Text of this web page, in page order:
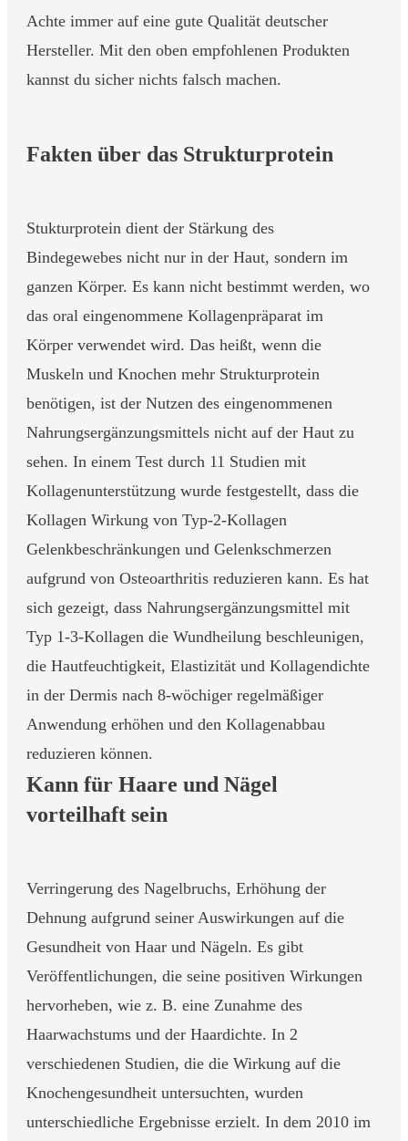
Achte immer auf eine gute Qualität deutscher
Hersteller. Mit den oben empfohlenen Produkten
kannst du sicher nichts falsch machen.
Fakten über das Strukturprotein
Stukturprotein dient der Stärkung des
Bindegewebes nicht nur in der Haut, sondern im
ganzen Körper. Es kann nicht bestimmt werden, wo
das oral eingenommene Kollagenpräparat im
Körper verwendet wird. Das heißt, wenn die
Muskeln und Knochen mehr Strukturprotein
benötigen, ist der Nutzen des eingenommenen
Nahrungsergänzungsmittels nicht auf der Haut zu
sehen. In einem Test durch 11 Studien mit
Kollagenunterstützung wurde festgestellt, dass die
Kollagen Wirkung von Typ-2-Kollagen
Gelenkbeschränkungen und Gelenkschmerzen
aufgrund von Osteoarthritis reduzieren kann. Es hat
sich gezeigt, dass Nahrungsergänzungsmittel mit
Typ 1-3-Kollagen die Wundheilung beschleunigen,
die Hautfeuchtigkeit, Elastizität und Kollagendichte
in der Dermis nach 8-wöchiger regelmäßiger
Anwendung erhöhen und den Kollagenabbau
reduzieren können.
Kann für Haare und Nägel
vorteilhaft sein
Verringerung des Nagelbruchs, Erhöhung der
Dehnung aufgrund seiner Auswirkungen auf die
Gesundheit von Haar und Nägeln. Es gibt
Veröffentlichungen, die seine positiven Wirkungen
hervorheben, wie z. B. eine Zunahme des
Haarwachstums und der Haardichte. In 2
verschiedenen Studien, die die Wirkung auf die
Knochengesundheit untersuchten, wurden
unterschiedliche Ergebnisse erzielt. In dem 2010 im